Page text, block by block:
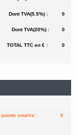
Dont TVA(5.5%) : 0
Dont TVA(20%) : 0
TOTAL TTC en € : 0
points sourire : 0